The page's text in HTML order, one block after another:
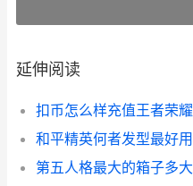
延伸阅读
扣币怎么样充值王者荣耀
和平精英何者发型最好用
第五人格最大的箱子多大